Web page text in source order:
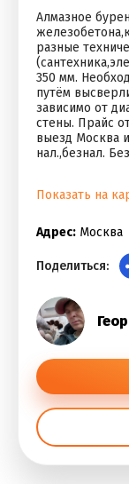
Алмазное
разные
350 мм.
путём
зависимо от
стены. Прайс
выезд Москва
нал.,безнал.
Показать на
Адрес: Москва
Поделиться: